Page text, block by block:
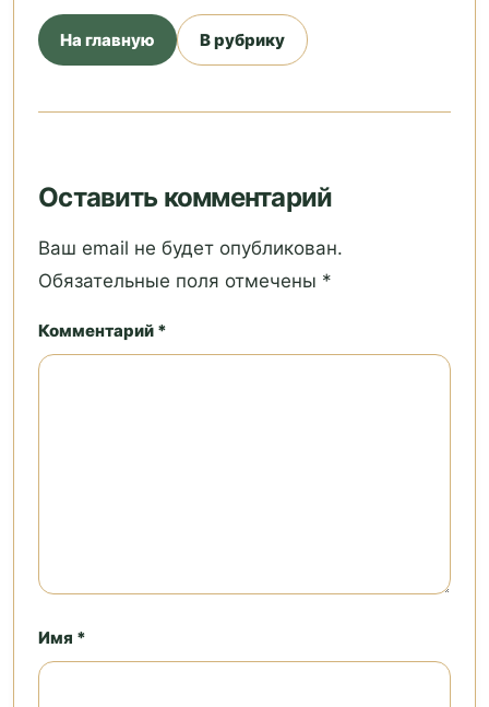
На главную В рубрику
Оставить комментарий
Ваш email не будет опубликован.
Обязательные поля отмечены *
Комментарий *
Имя *